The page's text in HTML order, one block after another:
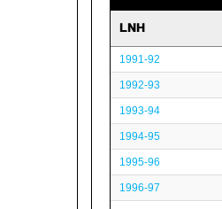
LNH
1991-92
1992-93
1993-94
1994-95
1995-96
1996-97